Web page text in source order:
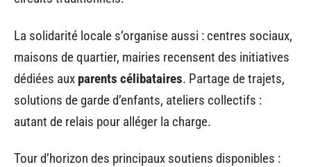
La solidarité locale s’organise aussi : centres sociaux,
maisons de quartier, mairies recensent des initiatives
dédiées aux parents célibataires. Partage de trajets,
solutions de garde d’enfants, ateliers collectifs :
autant de relais pour alléger la charge.
Tour d’horizon des principaux soutiens disponibles :